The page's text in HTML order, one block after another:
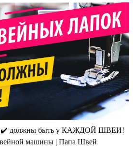
быть у КАЖДОЙ ШВЕИ!
машины | Папа Швей